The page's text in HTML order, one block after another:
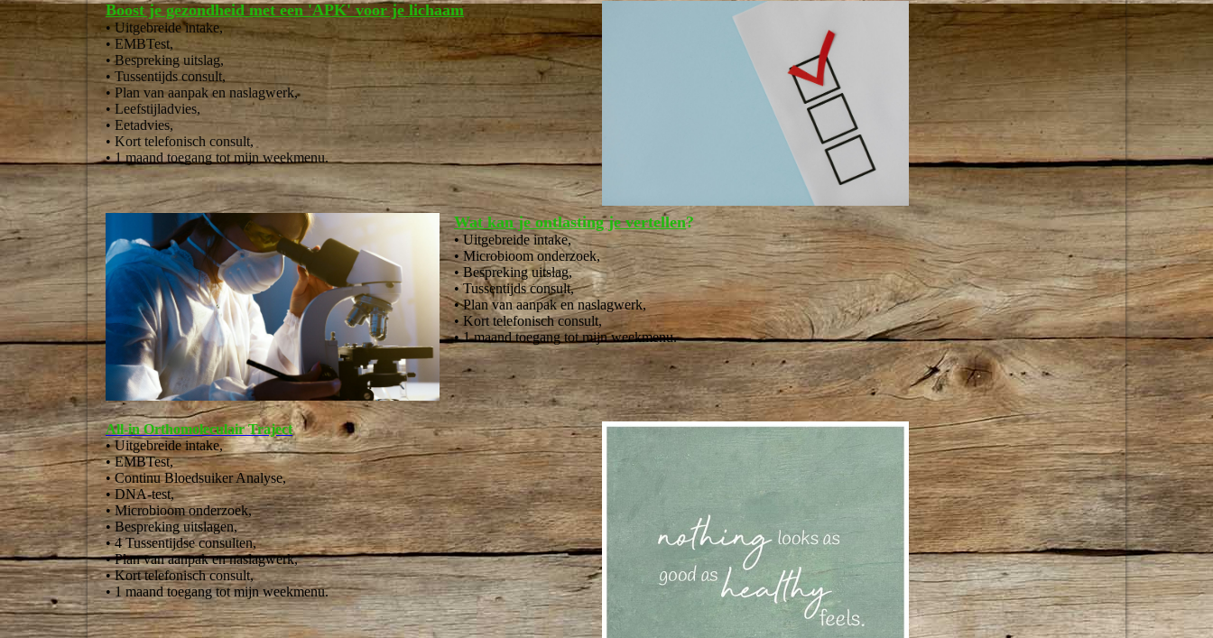
Boost je gezondheid met een 'APK' voor je lichaam
• Uitgebreide intake,
• EMBTest,
• Bespreking uitslag,
• Tussentijds consult,
• Plan van aanpak en naslagwerk,
• Leefstijladvies,
• Eetadvies,
• Kort telefonisch consult,
• 1 maand toegang tot mijn weekmenu.
Wat kan je ontlasting je vertellen?
•Uitgebreide intake,
• Microbioom onderzoek,
• Bespreking uitslag,
• Tussentijds consult,
• Plan van aanpak en naslagwerk,
• Kort telefonisch consult,
• 1 maand toegang tot mijn weekmenu.
All-in Orthomoleculair Traject
• Uitgebreide intake,
• EMBTest,
• Continu Bloedsuiker Analyse,
• DNA-test,
• Microbioom onderzoek,
• Bespreking uitslagen,
• 4 Tussentijdse consulten,
• Plan van aanpak en naslagwerk,
• Kort telefonisch consult,
• 1 maand toegang tot mijn weekmenu.